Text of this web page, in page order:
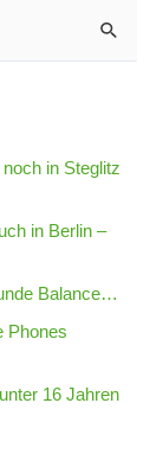
in Steglitz
in Berlin –
Balance…
Phones
16 Jahren